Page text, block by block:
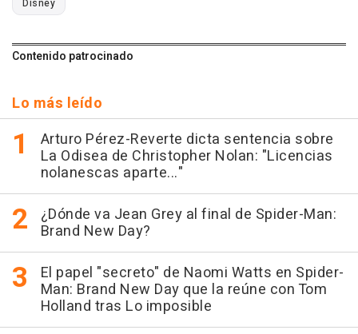
Disney
Contenido patrocinado
Lo más leído
Arturo Pérez-Reverte dicta sentencia sobre
La Odisea de Christopher Nolan: "Licencias
nolanescas aparte..."
¿Dónde va Jean Grey al final de Spider-Man:
Brand New Day?
El papel "secreto" de Naomi Watts en Spider-
Man: Brand New Day que la reúne con Tom
Holland tras Lo imposible